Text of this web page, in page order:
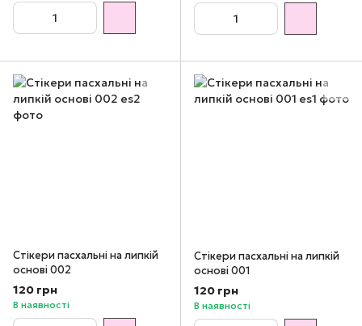
Cтікери пасхальні на липкій
основі 002
120 грн
В наявності
Cтікери пасхальні на липкій
основі 001
120 грн
В наявності